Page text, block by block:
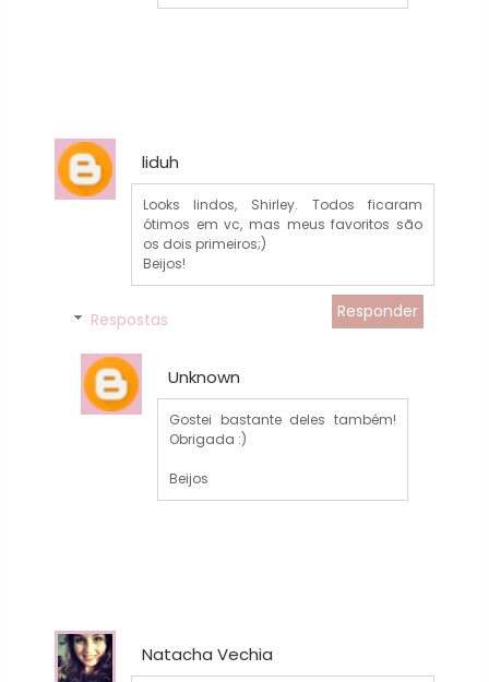
liduh
Looks lindos, Shirley. Todos ficaram
ótimos em vc, mas meus favoritos são
os dois primeiros;)
Beijos!
Responder
Respostas
Unknown
Gostei bastante deles também!
Obrigada :)
Beijos
Natacha Vechia